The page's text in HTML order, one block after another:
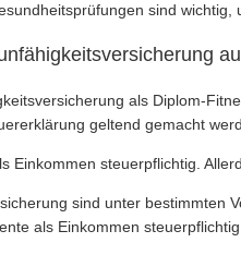
sind
als Diplom-
geltend gemacht
Einkommen steuerpflichtig.
sind unter bestimmten
als Einkommen